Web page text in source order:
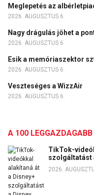
Meglepetés az
2026. AUGUSZTUS 6.
Nagy drágulás jöhet a
2026. AUGUSZTUS 6.
Esik a memóriaszektor
2026. AUGUSZTUS 6.
Veszteséges a WizzAir
2026. AUGUSZTUS 6.
A 100 LEGGAZDAGABB
TikTok-
szolgáltatást
2026.